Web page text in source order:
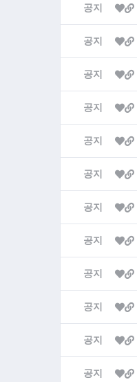
공지
공지
공지
공지
공지
공지
공지
공지
공지
공지
공지
공지